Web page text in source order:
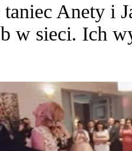
Anety i
w sieci. Ich